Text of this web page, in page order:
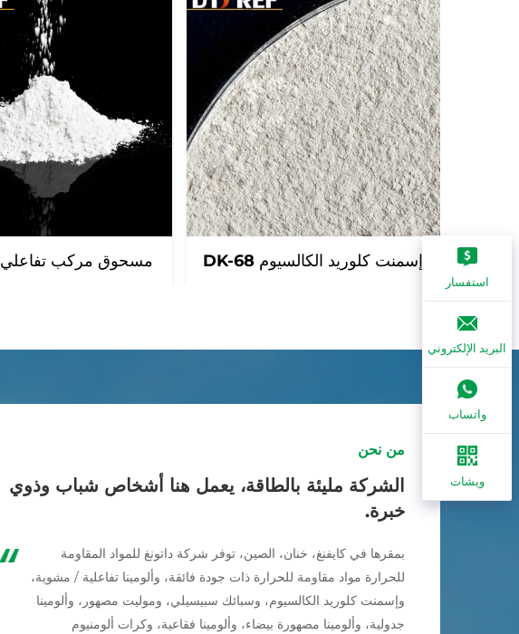
إسمنت كلوريد الكالسيوم DK-68 مسحوق مركب تفاعلي α-Al₂O₃
من نحن
الشركة مليئة بالطاقة، يعمل هنا أشخاص شباب وذوي
خبرة.
بمقرها في كايفنغ، خنان، الصين، توفر شركة داتونغ للمواد المقاومة
للحرارة مواد مقاومة للحرارة ذات جودة فائقة، وألومينا تفاعلية / مشوية،
وإسمنت كلوريد الكالسيوم، وسبائك سبيسيلي، وموليت مصهور، وألومينا
جدولية، وألومينا مصهورة بيضاء، وألومينا فقاعية، وكرات ألومنيوم
استفسار
البريد الإلكتروني
واتساب
ويشات